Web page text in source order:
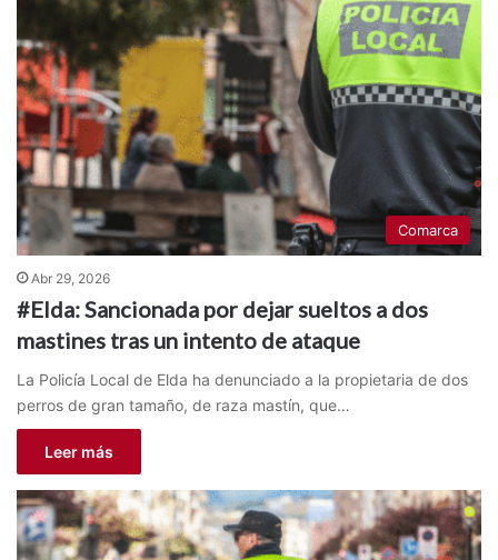
Comarca
Abr 29, 2026
#Elda: Sancionada por dejar sueltos a dos
mastines tras un intento de ataque
La Policía Local de Elda ha denunciado a la propietaria de dos
perros de gran tamaño, de raza mastín, que…
Leer más